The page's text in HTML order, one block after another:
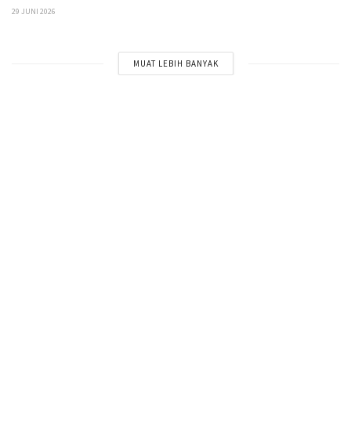
29 JUNI 2026
MUAT LEBIH BANYAK